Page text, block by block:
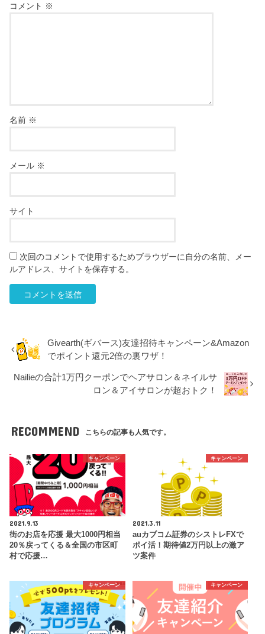
コメント ※
名前 ※
メール ※
サイト
次回のコメントで使用するためブラウザーに自分の名前、メー
ルアドレス、サイトを保存する。
Givearth(ギバース)友達招待キャンペーン&Amazon
でポイント還元2倍の裏ワザ！
Nailieの合計1万円クーポンでヘアサロン＆ネイルサ
ロン＆アイサロンが超おトク！
RECOMMEND こちらの記事も人気です。
キャンペーン
2021.9.13
街のお店を応援 最大1000円相当
20％戻ってくる＆全国の市区町
村で応援…
キャンペーン
2021.3.11
auカブコム証券のシストレFXで
ポイ活！期待値2万円以上の激ア
ツ案件
キャンペーン キャンペーン